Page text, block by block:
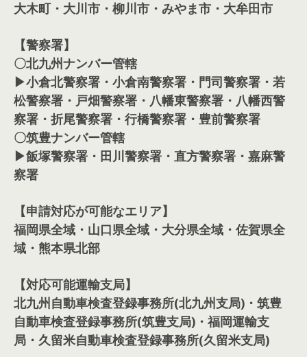
大木町・大川市・柳川市・みやま市・大牟田市
【警察署】
〇北九州ナンバー管轄
▶小倉北警察署・小倉南警察署・門司警察署・若
松警察署・戸畑警察署・八幡東警察署・八幡西警
察署・折尾警察署・行橋警察署・豊前警察署
〇筑豊ナンバー管轄
▶飯塚警察署・田川警察署・直方警察署・嘉麻警
察署
【申請対応が可能なエリア】
福岡県全域・山口県全域・大分県全域・佐賀県全
域・熊本県北部
【対応可能運輸支局】
北九州自動車検査登録事務所(北九州支局)・筑豊
自動車検査登録事務所(筑豊支局)・福岡運輸支
局・久留米自動車検査登録事務所(久留米支局)